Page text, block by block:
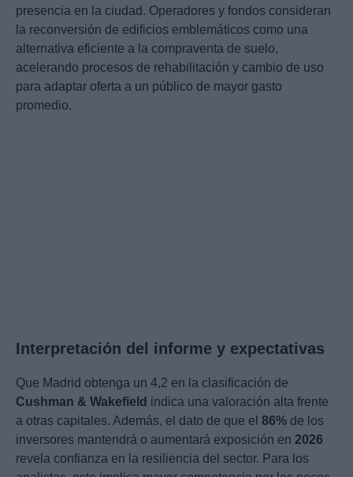
presencia en la ciudad. Operadores y fondos consideran
la reconversión de edificios emblemáticos como una
alternativa eficiente a la compraventa de suelo,
acelerando procesos de rehabilitación y cambio de uso
para adaptar oferta a un público de mayor gasto
promedio.
Interpretación del informe y expectativas
Que Madrid obtenga un 4,2 en la clasificación de
Cushman & Wakefield indica una valoración alta frente
a otras capitales. Además, el dato de que el 86% de los
inversores mantendrá o aumentará exposición en 2026
revela confianza en la resiliencia del sector. Para los